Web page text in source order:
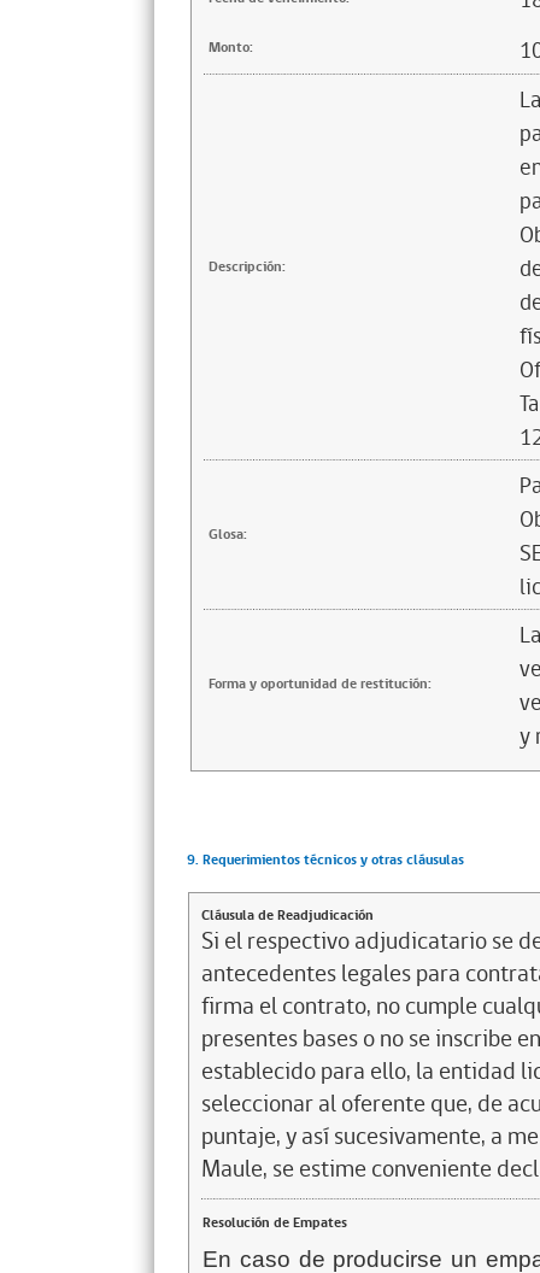
Monto:
Descripción:
Glosa:
Forma y oportunidad de restitución:
y
9. Requerimientos técnicos y otras cláusulas
Cláusula de Readjudicación
Si el respectivo adjudicatario se
antecedentes legales para
firma el contrato, no cumple
presentes bases o no se inscribe
establecido para ello, la entidad
seleccionar al oferente que, de
puntaje, y así sucesivamente, a
Maule, se estime conveniente
Resolución de Empates
En caso de producirse un